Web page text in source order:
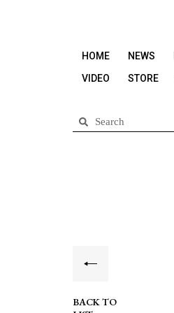
HOME NEWS
VIDEO
STORE
BACK TO